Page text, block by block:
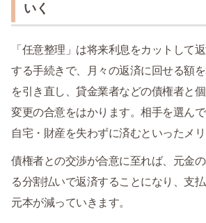
いく
「任意整理」は将来利息をカットして
する手続きで、月々の返済に回せる額
を引き直し、貸金業者などの債権者と
変更の合意をはかります。相手を選んで
自宅・財産を失わずに済むといったメリ
債権者との交渉が合意に至れば、元金
る分割払いで返済することになり、支
元本が減っていきます。